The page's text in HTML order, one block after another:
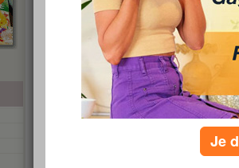
pains et viennoiseries de A à Z
Retrouvez tous les pains et viennoiseries classés
encore plus facilement. Cliquez sur une des
Je